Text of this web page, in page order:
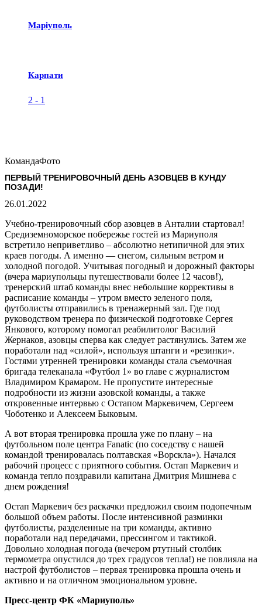
Маріуполь
Карпати
2 - 1
КомандаФото
ПЕРВЫЙ ТРЕНИРОВОЧНЫЙ ДЕНЬ АЗОВЦЕВ В КУНДУ
ПОЗАДИ!
26.01.2022
Учебно-тренировочный сбор азовцев в Анталии стартовал!
Средиземноморское побережье гостей из Мариуполя
встретило неприветливо – абсолютно нетипичной для этих
краев погоды. А именно — снегом, сильным ветром и
холодной погодой. Учитывая погодный и дорожный факторы
(вчера мариупольцы путешествовали более 12 часов!),
тренерский штаб команды внес небольшие коррективы в
расписание команды – утром вместо зеленого поля,
футболисты отправились в тренажерный зал. Где под
руководством тренера по физической подготовке Сергея
Янкового, которому помогал реабилитолог Василий
Жернаков, азовцы сперва как следует растянулись. Затем же
поработали над «силой», используя штанги и «резинки».
Гостями утренней тренировки команды стала съемочная
бригада телеканала «Футбол 1» во главе с журналистом
Владимиром Крамаром. Не пропустите интересные
подробности из жизни азовской команды, а также
откровенные интервью с Остапом Маркевичем, Сергеем
Чоботенко и Алексеем Быковым.
А вот вторая тренировка прошла уже по плану – на
футбольном поле центра Fanatic (по соседству с нашей
командой тренировалась полтавская «Ворскла»). Начался
рабочий процесс с приятного события. Остап Маркевич и
команда тепло поздравили капитана Дмитрия Мишнева с
днем рождения!
Остап Маркевич без раскачки предложил своим подопечным
большой объем работы. После интенсивной разминки
футболисты, разделенные на три команды, активно
поработали над передачами, прессингом и тактикой.
Довольно холодная погода (вечером ртутный столбик
термометра опустился до трех градусов тепла!) не повлияла на
настрой футболистов – первая тренировка прошла очень и
активно и на отличном эмоциональном уровне.
Пресс-центр ФК «Мариуполь»